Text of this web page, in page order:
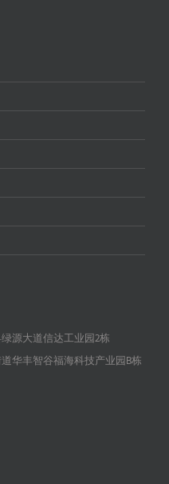
源大道信达工业园2栋
华丰智谷福海科技产业园B栋